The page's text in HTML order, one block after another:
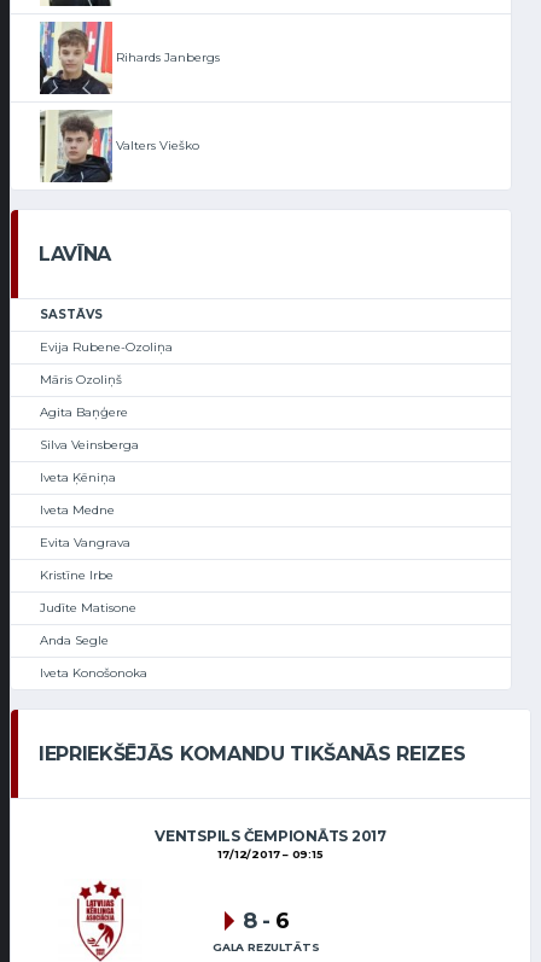
Rihards Janbergs
Valters Vieško
LAVĪNA
SASTĀVS
Evija Rubene-Ozoliņa
Māris Ozoliņš
Agita Baņģere
Silva Veinsberga
Iveta Ķēniņa
Iveta Medne
Evita Vangrava
Kristīne Irbe
Judīte Matisone
Anda Segle
Iveta Konošonoka
IEPRIEKŠĒJĀS KOMANDU TIKŠANĀS REIZES
VENTSPILS ČEMPIONĀTS 2017
17/12/2017 09:15
8 - 6
GALA REZULTĀTS